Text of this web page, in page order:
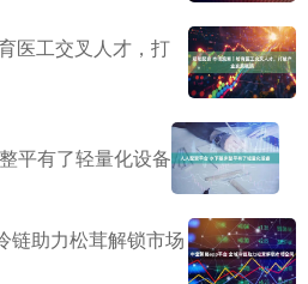
医工交叉人才，打
平有了轻量化设备
链助力松茸解锁市场